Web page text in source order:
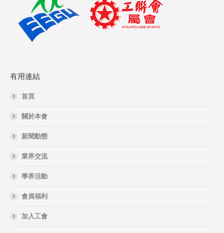
有用連結
首頁
關於本會
新聞動態
業界交流
學界活動
會員福利
加入工會